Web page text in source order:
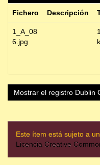
Fichero Descripción
1_A_08
6.jpg
Mostrar el registro Dublin
Este ítem está sujeto a
Licencia Creative